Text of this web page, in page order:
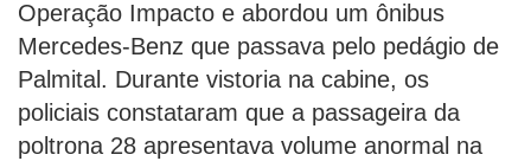
Operação Impacto e abordou um ônibus
Mercedes-Benz que passava pelo pedágio de
Palmital. Durante vistoria na cabine, os
policiais constataram que a passageira da
poltrona 28 apresentava volume anormal na